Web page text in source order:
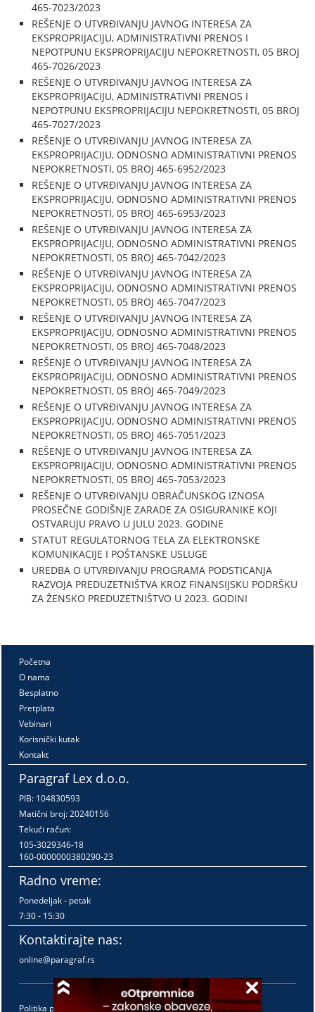
465-7023/2023
REŠENJE O UTVRĐIVANJU JAVNOG INTERESA ZA
EKSPROPRIJACIJU, ADMINISTRATIVNI PRENOS I
NEPOTPUNU EKSPROPRIJACIJU NEPOKRETNOSTI, 05 BROJ
465-7026/2023
REŠENJE O UTVRĐIVANJU JAVNOG INTERESA ZA
EKSPROPRIJACIJU, ADMINISTRATIVNI PRENOS I
NEPOTPUNU EKSPROPRIJACIJU NEPOKRETNOSTI, 05 BROJ
465-7027/2023
REŠENJE O UTVRĐIVANJU JAVNOG INTERESA ZA
EKSPROPRIJACIJU, ODNOSNO ADMINISTRATIVNI PRENOS
NEPOKRETNOSTI, 05 BROJ 465-6952/2023
REŠENJE O UTVRĐIVANJU JAVNOG INTERESA ZA
EKSPROPRIJACIJU, ODNOSNO ADMINISTRATIVNI PRENOS
NEPOKRETNOSTI, 05 BROJ 465-6953/2023
REŠENJE O UTVRĐIVANJU JAVNOG INTERESA ZA
EKSPROPRIJACIJU, ODNOSNO ADMINISTRATIVNI PRENOS
NEPOKRETNOSTI, 05 BROJ 465-7042/2023
REŠENJE O UTVRĐIVANJU JAVNOG INTERESA ZA
EKSPROPRIJACIJU, ODNOSNO ADMINISTRATIVNI PRENOS
NEPOKRETNOSTI, 05 BROJ 465-7047/2023
REŠENJE O UTVRĐIVANJU JAVNOG INTERESA ZA
EKSPROPRIJACIJU, ODNOSNO ADMINISTRATIVNI PRENOS
NEPOKRETNOSTI, 05 BROJ 465-7048/2023
REŠENJE O UTVRĐIVANJU JAVNOG INTERESA ZA
EKSPROPRIJACIJU, ODNOSNO ADMINISTRATIVNI PRENOS
NEPOKRETNOSTI, 05 BROJ 465-7049/2023
REŠENJE O UTVRĐIVANJU JAVNOG INTERESA ZA
EKSPROPRIJACIJU, ODNOSNO ADMINISTRATIVNI PRENOS
NEPOKRETNOSTI, 05 BROJ 465-7051/2023
REŠENJE O UTVRĐIVANJU JAVNOG INTERESA ZA
EKSPROPRIJACIJU, ODNOSNO ADMINISTRATIVNI PRENOS
NEPOKRETNOSTI, 05 BROJ 465-7053/2023
REŠENJE O UTVRĐIVANJU OBRAČUNSKOG IZNOSA
PROSEČNE GODIŠNJE ZARADE ZA OSIGURANIKE KOJI
OSTVARUJU PRAVO U JULU 2023. GODINE
STATUT REGULATORNOG TELA ZA ELEKTRONSKE
KOMUNIKACIJE I POŠTANSKE USLUGE
UREDBA O UTVRĐIVANJU PROGRAMA PODSTICANJA
RAZVOJA PREDUZETNIŠTVA KROZ FINANSIJSKU PODRŠKU
ZA ŽENSKO PREDUZETNIŠTVO U 2023. GODINI
Početna
O nama
Besplatno
Pretplata
Vebinari
Korisnički kutak
Kontakt
Paragraf Lex d.o.o.
PIB: 104830593
Matični broj: 20240156
Tekući račun:
105-3029346-18
160-0000000380290-23
Radno vreme:
Ponedeljak - petak
7:30 - 15:30
Kontaktirajte nas:
online@paragraf.rs
Politika privatnosti